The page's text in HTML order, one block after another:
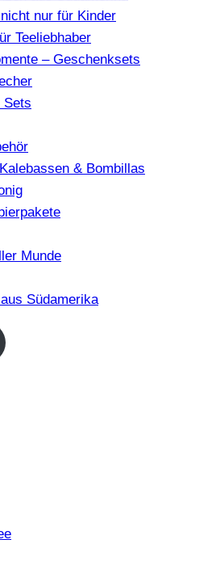
nur für Kinder
Teeliebhaber
– Geschenksets
Sets
& Bombillas
Munde
Südamerika